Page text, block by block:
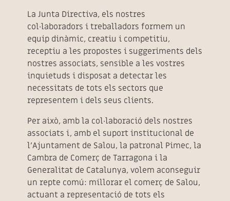
La Junta Directiva, els nostres
col·laboradors i treballadors formem un
equip dinàmic, creatiu i competitiu,
receptiu a les propostes i suggeriments dels
nostres associats, sensible a les vostres
inquietuds i disposat a detectar les
necessitats de tots els sectors que
representem i dels seus clients.
Per això, amb la col·laboració dels nostres
associats i, amb el suport institucional de
l’Ajuntament de Salou, la patronal Pimec, la
Cambra de Comerç de Tarragona i la
Generalitat de Catalunya, volem aconseguir
un repte comú: millorar el comerç de Salou,
actuant a representació de tots els